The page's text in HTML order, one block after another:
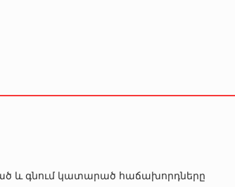
և գնում կատարած հաճախորդները